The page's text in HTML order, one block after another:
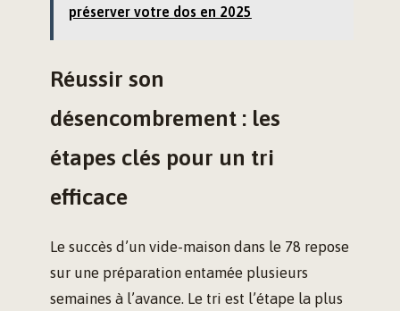
préserver votre dos en 2025
Réussir son
désencombrement : les
étapes clés pour un tri
efficace
Le succès d’un vide-maison dans le 78 repose
sur une préparation entamée plusieurs
semaines à l’avance. Le tri est l’étape la plus